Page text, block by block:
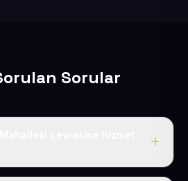
Sorular
dahil tüm Yeşilhisar ve